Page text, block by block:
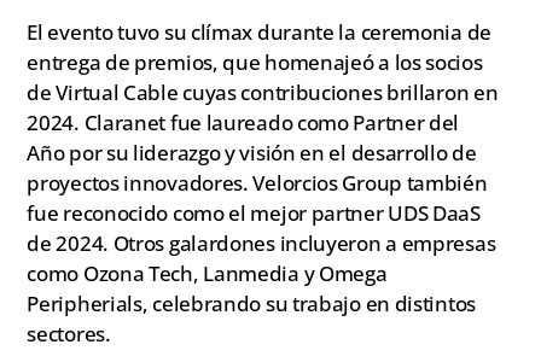
El evento tuvo su clímax durante la ceremonia de
entrega de premios, que homenajeó a los socios
de Virtual Cable cuyas contribuciones brillaron en
2024. Claranet fue laureado como Partner del
Año por su liderazgo y visión en el desarrollo de
proyectos innovadores. Velorcios Group también
fue reconocido como el mejor partner UDS DaaS
de 2024. Otros galardones incluyeron a empresas
como Ozona Tech, Lanmedia y Omega
Peripherials, celebrando su trabajo en distintos
sectores.